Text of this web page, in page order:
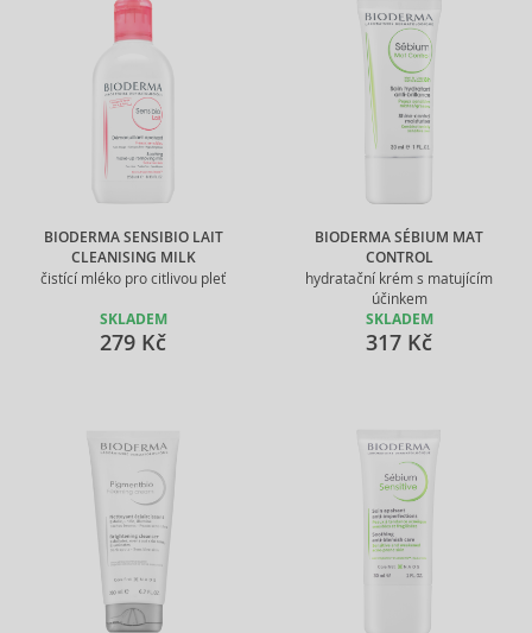
BIODERMA SENSIBIO LAIT
CLEANISING MILK
čistící mléko pro citlivou pleť
SKLADEM
279 Kč
BIODERMA SÉBIUM MAT
CONTROL
hydratační krém s matujícím
účinkem
SKLADEM
317 Kč